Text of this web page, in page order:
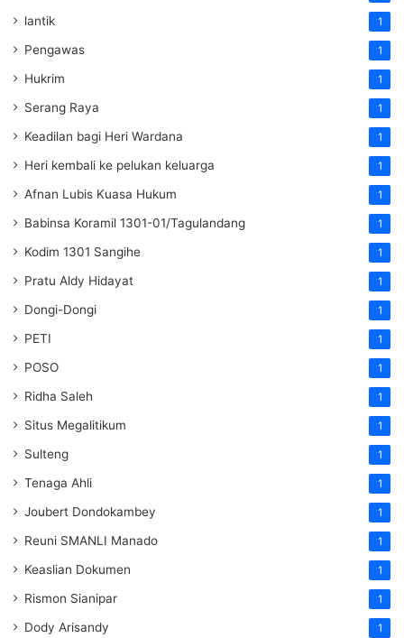
lantik 1
Pengawas 1
Hukrim 1
Serang Raya 1
Keadilan bagi Heri Wardana 1
Heri kembali ke pelukan keluarga 1
Afnan Lubis Kuasa Hukum 1
Babinsa Koramil 1301-01/Tagulandang 1
Kodim 1301 Sangihe 1
Pratu Aldy Hidayat 1
Dongi-Dongi 1
PETI 1
POSO 1
Ridha Saleh 1
Situs Megalitikum 1
Sulteng 1
Tenaga Ahli 1
Joubert Dondokambey 1
Reuni SMANLI Manado 1
Keaslian Dokumen 1
Rismon Sianipar 1
Dody Arisandy 1